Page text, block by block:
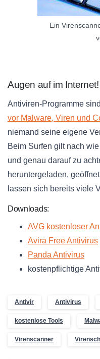
Ein
Augen auf im Internet!
Antiviren-Programme
vor Malware, Viren und
niemand seine eigene
Beim Surfen gilt nach
und genau darauf zu
heruntergeladen,
lassen sich bereits viele
Downloads:
AVG kostenloser
Avira Free Antivirus
Panda Antivirus
kostenpflichtige
Antivir Antivirus
kostenlose Tools
Virenscanner